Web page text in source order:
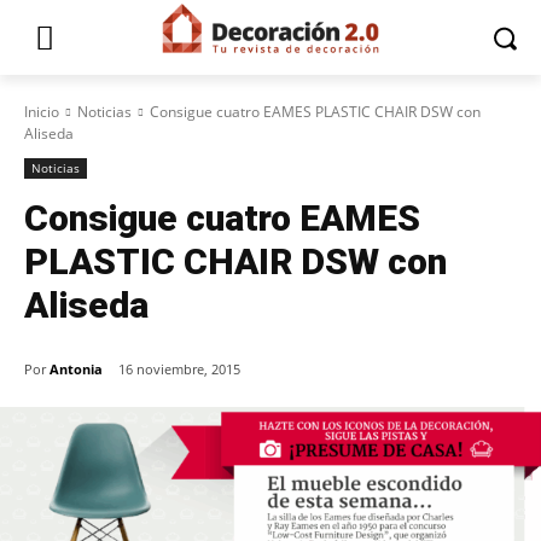
Inicio Noticias
Consigue cuatro EAMES PLASTIC CHAIR DSW con
Aliseda
Noticias
Consigue cuatro EAMES
PLASTIC CHAIR DSW con
Aliseda
Por Antonia 16 noviembre, 2015